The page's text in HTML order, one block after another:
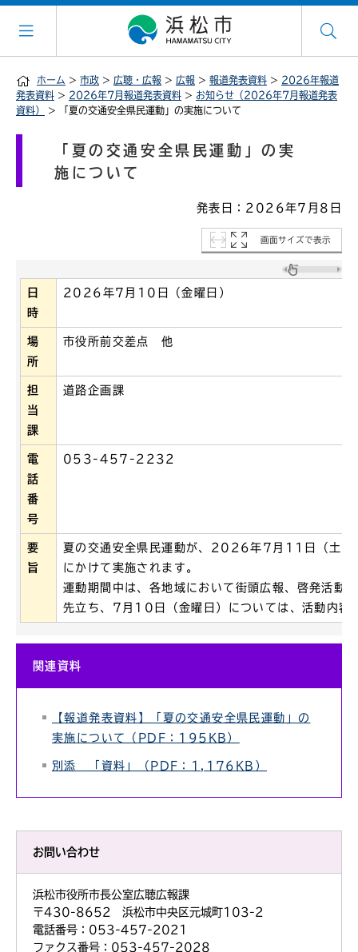
ホーム > 市政 > 広聴・広報 > 広報 > 報道発表資料 > 2026年報道
発表資料 > 2026年7月報道発表資料 > お知らせ（2026年7月報道発表
資料）
> 「夏の交通安全県民運動」の実施について
「夏の交通安全県民運動」の実
施について
発表日：2026年7月8日
画面サイズで表示
日
時
2026年7月10日（金曜日）
場
所
市役所前交差点 他
担
当
課
道路企画課
電
話
番
号
053-457-2232
要
旨
夏の交通安全県民運動が、2026年7月11日（土曜
にかけて実施されます。
運動期間中は、各地域において街頭広報、啓発活動
先立ち、7月10日（金曜日）については、活動内容
関連資料
【報道発表資料】「夏の交通安全県民運動」の
実施について（PDF：195KB）
別添 「資料」（PDF：1,176KB）
お問い合わせ
浜松市役所市長公室広聴広報課
〒430-8652 浜松市中央区元城町103-2
電話番号：053-457-2021
ファクス番号：053-457-2028